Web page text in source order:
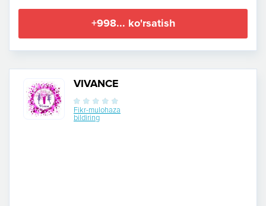
+998... ko'rsatish
VIVANCE
Fikr-mulohaza
bildiring